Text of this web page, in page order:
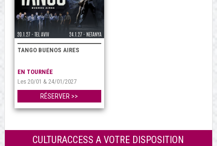
TANGO BUENOS AIRES
EN TOURNÉE
Les 20/01 & 24/01/2027
RÉSERVER >>
CULTURACCESS A VOTRE DISPOSITION